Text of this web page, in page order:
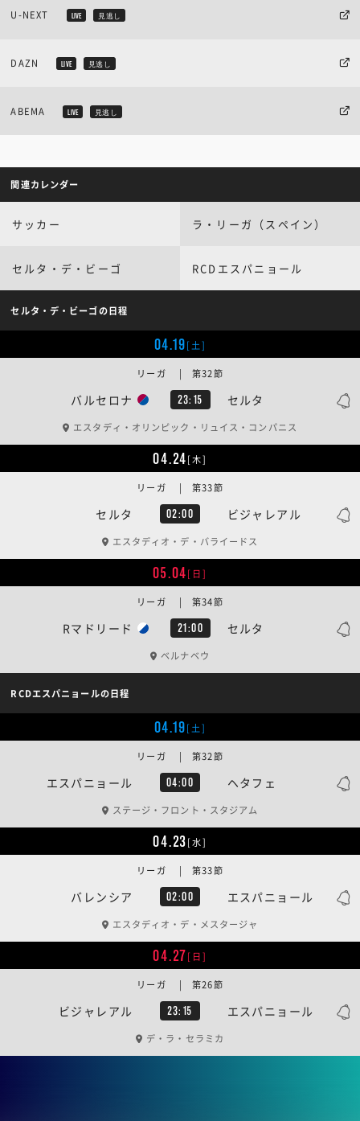
U-NEXT LIVE 見逃し
DAZN LIVE 見逃し
ABEMA LIVE 見逃し
関連カレンダー
サッカー ラ・リーガ（スペイン）
セルタ・デ・ビーゴ RCDエスパニョール
セルタ・デ・ビーゴの日程
04.19[土]
バルセロナ 23:15 セルタ
リーガ | 第32節
エスタディ・オリンピック・リュイス・コンパニス
04.24[木]
セルタ 02:00 ビジャレアル
リーガ | 第33節
エスタディオ・デ・バライードス
05.04[日]
Rマドリード 21:00 セルタ
リーガ | 第34節
ベルナベウ
RCDエスパニョールの日程
04.19[土]
エスパニョール 04:00 ヘタフェ
リーガ | 第32節
ステージ・フロント・スタジアム
04.23[水]
バレンシア 02:00 エスパニョール
リーガ | 第33節
エスタディオ・デ・メスタージャ
04.27[日]
ビジャレアル 23:15 エスパニョール
リーガ | 第26節
デ・ラ・セラミカ